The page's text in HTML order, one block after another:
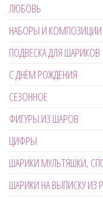
ЛЮБОВЬ
НАБОРЫ И КОМПОЗИЦИИ
ПОДВЕСКА ДЛЯ ШАРИКОВ
С ДНЁМ РОЖДЕНИЯ
СЕЗОННОЕ
ФИГУРЫ ИЗ ШАРОВ
ЦИФРЫ
ШАРИКИ МУЛЬТЯШКИ,
ШАРИКИ НА ВЫПИСКУ ИЗ